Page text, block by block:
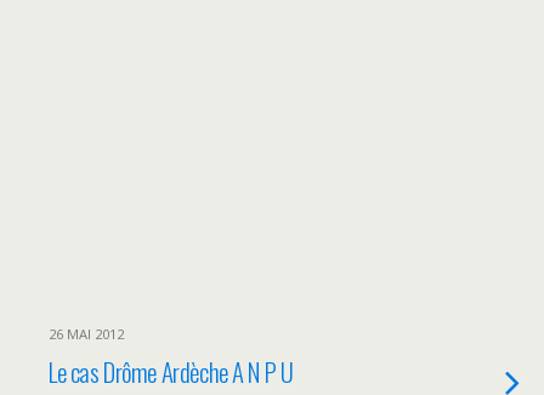
26 MAI 2012
Le cas Drôme Ardèche A N P U